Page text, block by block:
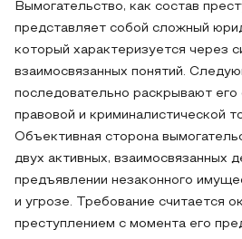
Вымогательство, как состав
представляет собой сложный
который характеризуется через
взаимосвязанных понятий.
последовательно раскрывают
правовой и криминалистической
Объективная сторона
двух активных, взаимосвязанных
предъявлении незаконного
и угрозе. Требование считается
преступлением с момента его